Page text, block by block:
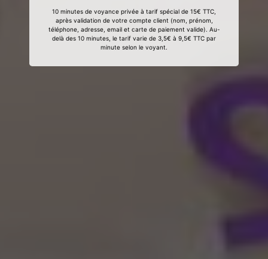
10 minutes de voyance privée à tarif spécial de 15€ TTC,
après validation de votre compte client (nom, prénom,
téléphone, adresse, email et carte de paiement valide). Au-
delà des 10 minutes, le tarif varie de 3,5€ à 9,5€ TTC par
minute selon le voyant.